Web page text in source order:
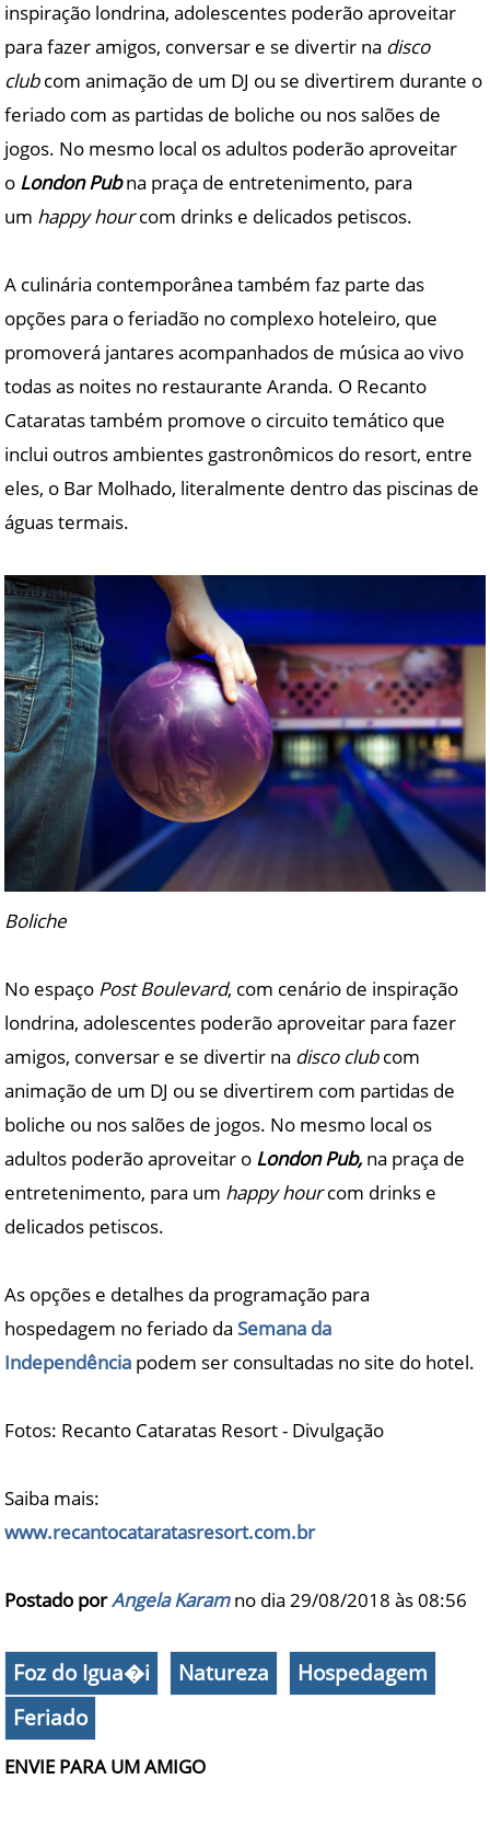
inspiração londrina, adolescentes poderão aproveitar
para fazer amigos, conversar e se divertir na disco
clubcom animação de um DJ ou se divertirem durante o
feriado com as partidas de boliche ou nos salões de
jogos. No mesmo local os adultos poderão aproveitar
o London Pubna praça de entretenimento, para
um happy hourcom drinks e delicados petiscos.
A culinária contemporânea também faz parte das
opções para o feriadão no complexo hoteleiro, que
promoverá jantares acompanhados de música ao vivo
todas as noites no restaurante Aranda. O Recanto
Cataratas também promove o circuito temático que
inclui outros ambientes gastronômicos do resort, entre
eles, o Bar Molhado, literalmente dentro das piscinas de
águas termais.
Boliche
No espaço Post Boulevard, com cenário de inspiração
londrina, adolescentes poderão aproveitar para fazer
amigos, conversar e se divertir na disco clubcom
animação de um DJ ou se divertirem com partidas de
boliche ou nos salões de jogos. No mesmo local os
adultos poderão aproveitar o London Pub, na praça de
entretenimento, para um happy hourcom drinks e
delicados petiscos.
As opções e detalhes da programação para
hospedagem no feriado daSemana da
Independência podem ser consultadas no site do hotel.
Fotos: Recanto Cataratas Resort - Divulgação
Saiba mais:
www.recantocataratasresort.com.br
Postado porAngela Karamno dia 29/08/2018 às08:56
Foz do Igua�i Natureza
Hospedagem
Feriado
ENVIE PARA UM AMIGO